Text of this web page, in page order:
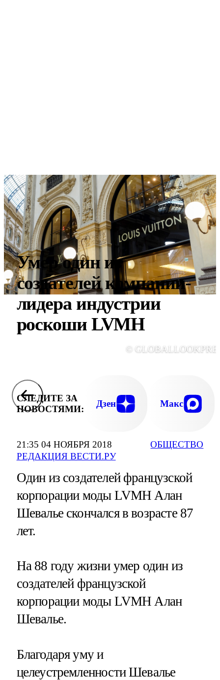
21:35 04 НОЯБРЯ 2018
РЕДАКЦИЯ ВЕСТИ.РУ
ОБЩЕСТВО
Умер один из
создателей компании-
лидера индустрии
роскоши LVMH
©
СЛЕДИТЕ ЗА
НОВОСТЯМИ:
Дзен Макс
Один из создателей французской
корпорации моды LVMH Алан
Шевалье скончался в возрасте 87
лет.
На 88 году жизни умер один из
создателей французской
корпорации моды LVMH Алан
Шевалье.
Благодаря уму и
целеустремленности Шевалье